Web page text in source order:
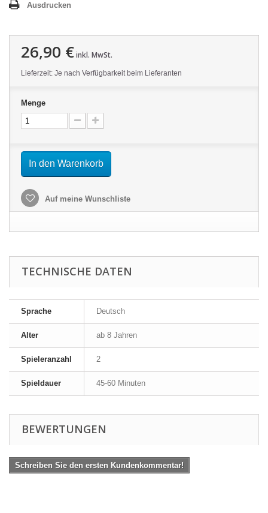
Ausdrucken
26,90 €inkl. MwSt.
Lieferzeit: Je nach Verfügbarkeit beim Lieferanten
Menge
In den Warenkorb
Auf meine Wunschliste
TECHNISCHE DATEN
Sprache Deutsch
Alter ab 8 Jahren
Spieleranzahl 2
Spieldauer 45-60 Minuten
BEWERTUNGEN
Schreiben Sie den ersten Kundenkommentar!